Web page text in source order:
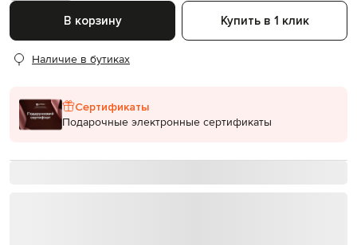
В корзину Купить в 1 клик
Наличие в бутиках
Сертификаты
Подарочные электронные сертификаты